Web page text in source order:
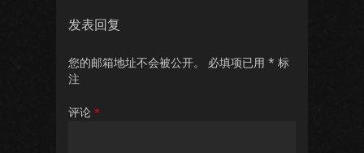
发表回复
您的邮箱地址不会被公开。 必填项已用 * 标
注
评论 *